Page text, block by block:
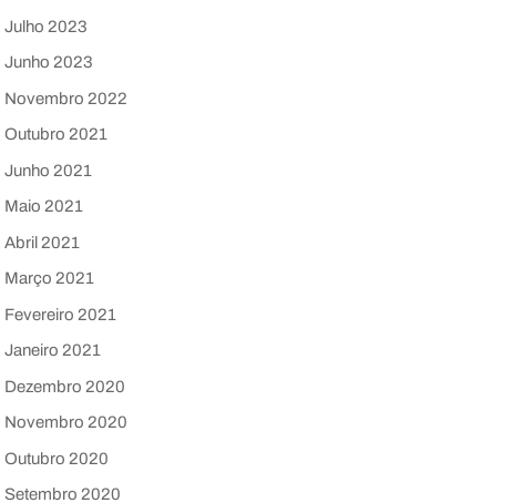
Julho 2023
Junho 2023
Novembro 2022
Outubro 2021
Junho 2021
Maio 2021
Abril 2021
Março 2021
Fevereiro 2021
Janeiro 2021
Dezembro 2020
Novembro 2020
Outubro 2020
Setembro 2020